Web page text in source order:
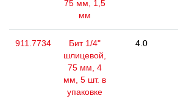
75 мм, 1,5
мм
911.7734
Бит 1/4"
шлицевой,
75 мм, 4
мм, 5 шт. в
упаковке
4.0